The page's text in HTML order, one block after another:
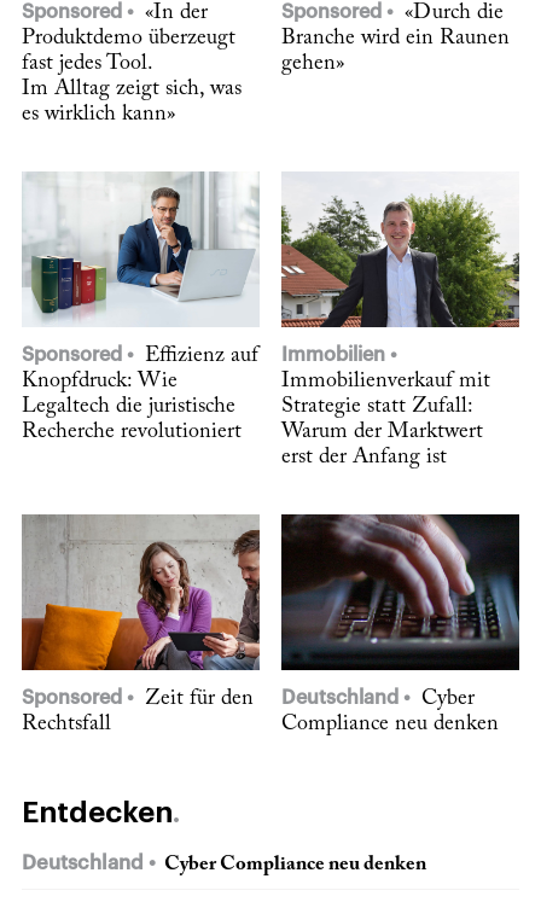
Sponsored
«In der
Produktdemo überzeugt
fast jedes Tool.
Im Alltag zeigt sich, was
es wirklich kann»
Sponsored
«Durch die
Branche wird ein Raunen
gehen»
Sponsored
Effizienz auf
Knopfdruck: Wie
Legaltech die juristische
Recherche revolutioniert
Immobilien
Immobilienverkauf mit
Strategie statt Zufall:
Warum der Marktwert
erst der Anfang ist
Sponsored
Zeit für den
Rechtsfall
Deutschland
Cyber
Compliance neu denken
Entdecken
Deutschland Cyber Compliance neu denken